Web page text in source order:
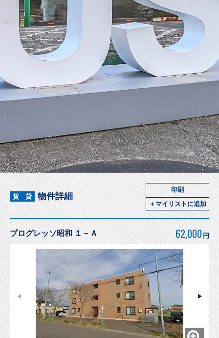
賃 貸 物件詳細
印刷
＋マイリストに追加
プログレッソ昭和 １－Ａ 62,000 円